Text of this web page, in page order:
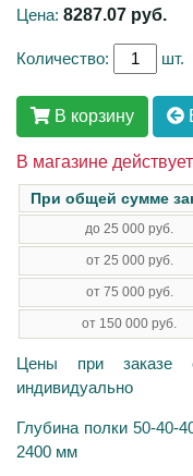
Цена: 8287.07 руб.
Количество: шт.
В корзину
В магазине
При общей сумме
до 25 000 руб.
от 25 000 руб.
от 75 000 руб.
от 150 000 руб.
Цены при заказе
индивидуально
Глубина полки 50-40-
2400 мм